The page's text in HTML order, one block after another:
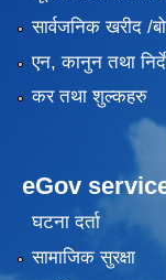
सार्वजनिक खरीद /
एन, कानुन तथा
कर तथा शुल्कहरु
eGov
घटना दर्ता
सामाजिक सुरक्षा